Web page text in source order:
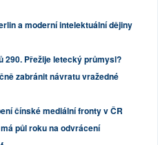
a moderní intelektuální dějiny
290. Přežije letecký průmysl?
zabránit návratu vražedné
čínské mediální fronty v ČR
půl roku na odvrácení